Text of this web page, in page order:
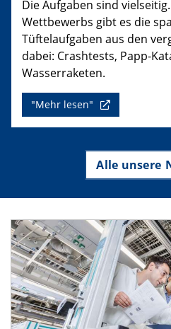
Die Aufgaben sind
Wettbewerbs gibt es die
Tüftelaufgaben aus den
dabei: Crashtests, Papp-
Wasserraketen.
"Mehr lesen"
Alle unsere